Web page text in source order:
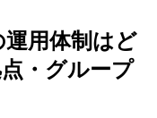
用体制はど
・グループ